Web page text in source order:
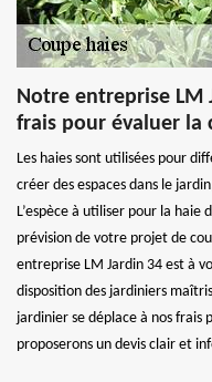
Notre entreprise LM
frais pour évaluer la
Les haies sont utilisées pour
créer des espaces dans le
L’espèce à utiliser pour la haie
prévision de votre projet de
entreprise LM Jardin 34 est à
disposition des jardiniers
jardinier se déplace à nos frais
proposerons un devis clair et